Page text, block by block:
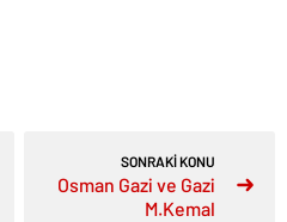
SONRAKİ KONU
Osman Gazi ve Gazi
M.Kemal